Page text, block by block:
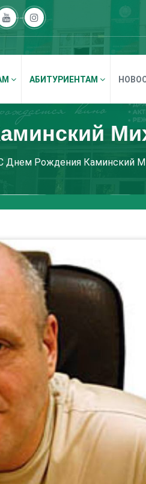
АБИТУРИЕНТАМ
Днем Рождения Каминский